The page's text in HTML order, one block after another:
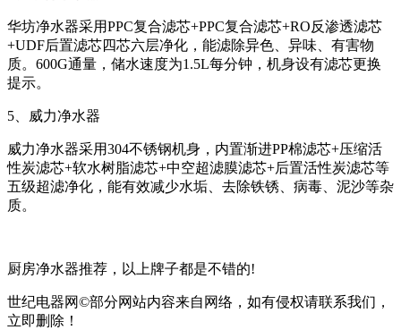
华坊净水器采用PPC复合滤芯+PPC复合滤芯+RO反渗透滤芯
+UDF后置滤芯四芯六层净化，能滤除异色、异味、有害物
质。600G通量，储水速度为1.5L每分钟，机身设有滤芯更换
提示。
5、威力净水器
威力净水器采用304不锈钢机身，内置渐进PP棉滤芯+压缩活
性炭滤芯+软水树脂滤芯+中空超滤膜滤芯+后置活性炭滤芯等
五级超滤净化，能有效减少水垢、去除铁锈、病毒、泥沙等杂
质。
厨房净水器推荐，以上牌子都是不错的!
世纪电器网©部分网站内容来自网络，如有侵权请联系我们，
立即删除！